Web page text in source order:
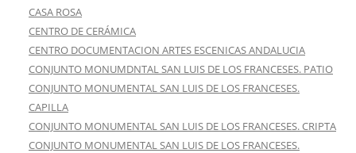
CASA ROSA
CENTRO DE CERÁMICA
CENTRO DOCUMENTACION ARTES ESCENICAS ANDALUCIA
CONJUNTO MONUMDNTAL SAN LUIS DE LOS FRANCESES. PATIO
CONJUNTO MONUMENTAL SAN LUIS DE LOS FRANCESES.
CAPILLA
CONJUNTO MONUMENTAL SAN LUIS DE LOS FRANCESES. CRIPTA
CONJUNTO MONUMENTAL SAN LUIS DE LOS FRANCESES.